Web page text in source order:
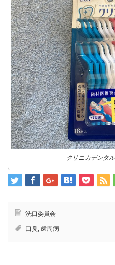
クリニカデンタ
洗口委員会
口臭, 歯周病